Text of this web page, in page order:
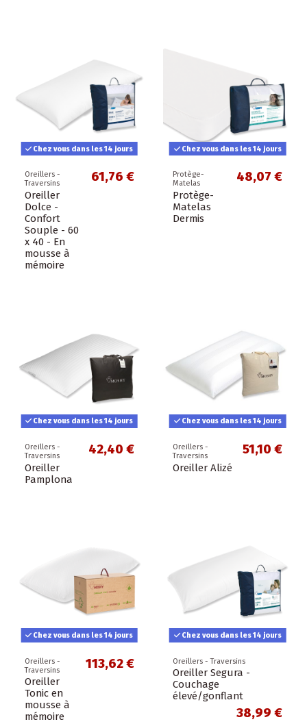
Chez vous dans les 14 jours
Oreillers -
Traversins
Oreiller
Dolce -
Confort
Souple - 60
x 40 - En
mousse à
mémoire
61,76 €
Chez vous dans les 14 jours
Protège-
Matelas
Protège-
Matelas
Dermis
48,07 €
Chez vous dans les 14 jours
Oreillers -
Traversins
Oreiller
Pamplona
42,40 €
Chez vous dans les 14 jours
Oreillers -
Traversins
Oreiller Alizé
51,10 €
Chez vous dans les 14 jours
Oreillers -
Traversins
Oreiller
Tonic en
mousse à
mémoire
113,62 €
Chez vous dans les 14 jours
Oreillers - Traversins
Oreiller Segura -
Couchage
élevé/gonflant
38,99 €